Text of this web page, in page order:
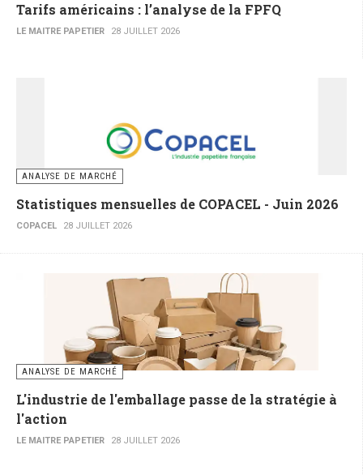
Tarifs américains : l’analyse de la FPFQ
LE MAITRE PAPETIER 28 JUILLET 2026
ANALYSE DE MARCHÉ
Statistiques mensuelles de COPACEL - Juin 2026
COPACEL 28 JUILLET 2026
ANALYSE DE MARCHÉ
L'industrie de l'emballage passe de la stratégie à
l'action
LE MAITRE PAPETIER 28 JUILLET 2026